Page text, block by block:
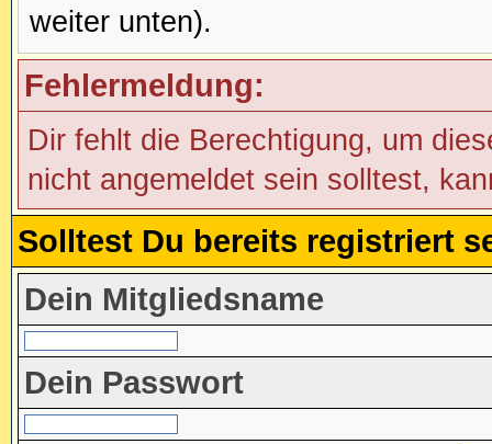
weiter unten).
Fehlermeldung:
Dir fehlt die Berechtigung, um
nicht angemeldet sein solltest,
Solltest Du bereits registriert
Dein Mitgliedsname
Dein Passwort